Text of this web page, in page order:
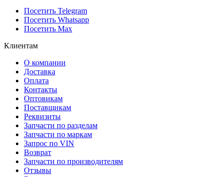
Посетить Telegram
Посетить Whatsapp
Посетить Max
Клиентам
О компании
Доставка
Оплата
Контакты
Оптовикам
Поставщикам
Реквизиты
Запчасти по разделам
Запчасти по маркам
Запрос по VIN
Возврат
Запчасти по производителям
Отзывы